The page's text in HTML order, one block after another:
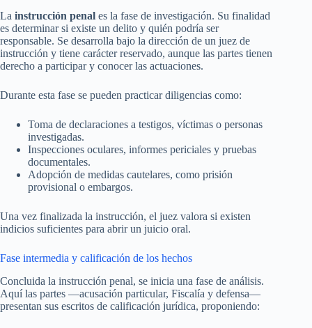
La instrucción penal es la fase de investigación. Su finalidad
es determinar si existe un delito y quién podría ser
responsable. Se desarrolla bajo la dirección de un juez de
instrucción y tiene carácter reservado, aunque las partes tienen
derecho a participar y conocer las actuaciones.
Durante esta fase se pueden practicar diligencias como:
Toma de declaraciones a testigos, víctimas o personas
investigadas.
Inspecciones oculares, informes periciales y pruebas
documentales.
Adopción de medidas cautelares, como prisión
provisional o embargos.
Una vez finalizada la instrucción, el juez valora si existen
indicios suficientes para abrir un juicio oral.
Fase intermedia y calificación de los hechos
Concluida la instrucción penal, se inicia una fase de análisis.
Aquí las partes —acusación particular, Fiscalía y defensa—
presentan sus escritos de calificación jurídica, proponiendo: